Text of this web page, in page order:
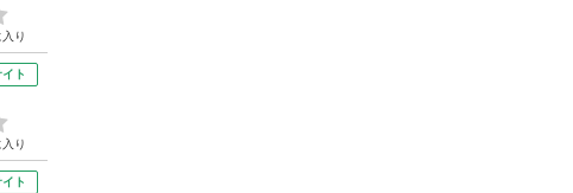
り
ト
り
ト